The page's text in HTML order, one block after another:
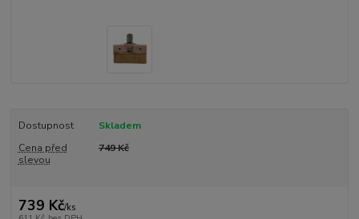
Dostupnost
Skladem
Cena před
slevou
749 Kč
739 Kč/ks